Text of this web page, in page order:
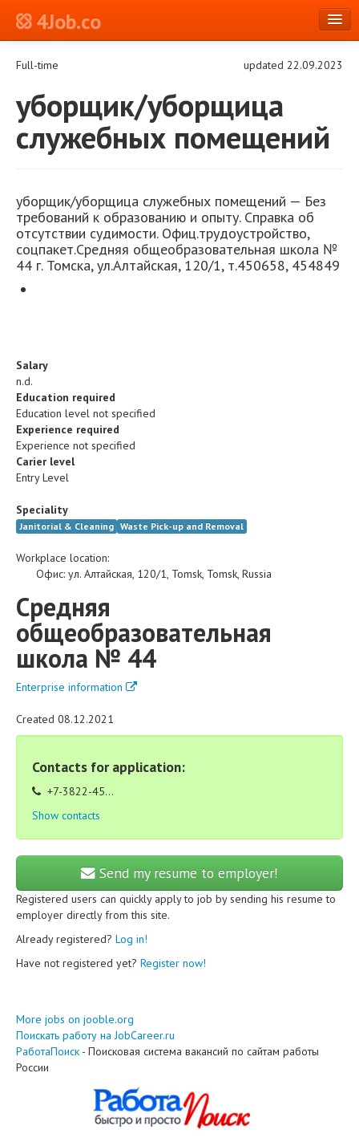
4Job.co
Log in or Register
Full-time updated 22.09.2023
уборщик/уборщица
служебных помещений
уборщик/уборщица служебных помещений — Без
требований к образованию и опыту. Cправка об
отсутствии судимости. Офиц.трудоустройство,
соцпакет.Средняя общеобразовательная школа №
44 г. Томска, ул.Алтайская, 120/1, т.450658, 454849
Salary
n.d.
Education required
Education level not specified
Experience required
Experience not specified
Carier level
Entry Level
Speciality
Janitorial & Cleaning Waste Pick-up and Removal
Workplace location:
Офис: ул. Алтайская, 120/1, Tomsk, Tomsk, Russia
Средняя
общеобразовательная
школа № 44
Enterprise information
Created 08.12.2021
Contacts for application:
+7-3822-45...
Show contacts
Send my resume to employer!
Registered users can quickly apply to job by sending his resume to
employer directly from this site.
Already registered? Log in!
Have not registered yet? Register now!
More jobs on jooble.org
Поискать работу на JobCareer.ru
РаботаПоиск - Поисковая система вакансий по сайтам работы
России